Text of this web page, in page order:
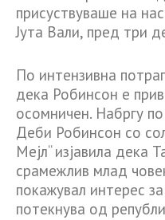
присуствуваше на
Јута Вали, пред три
По интензивна
дека Робинсон е
осомничен. Набргу
Деби Робинсон со
Мејл“ изјавила дека
срамежлив млад
покажувал интерес
потекнува од